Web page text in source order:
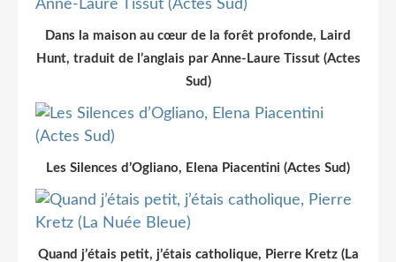
Dans la maison au cœur de la forêt profonde, Laird
Hunt, traduit de l’anglais par Anne-Laure Tissut (Actes
Sud)
Les Silences d’Ogliano, Elena Piacentini (Actes Sud)
Quand j’étais petit, j’étais catholique, Pierre Kretz (La